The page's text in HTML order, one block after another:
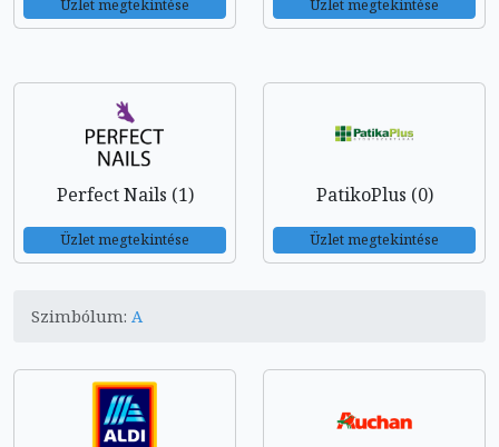
Üzlet megtekintése Üzlet megtekintése
Perfect Nails (1)
Üzlet megtekintése
PatikoPlus (0)
Üzlet megtekintése
Szimbólum: A